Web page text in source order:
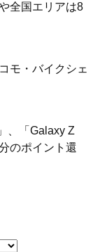
全国エリアは8
モ・バイクシェ
、「Galaxy Z
のポイント還